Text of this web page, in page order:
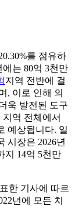
를 점유하
는 80억 3천만
지역 전반에 걸
, 이로 인해 의
욱 발전된 도구
역 전체에서
예상됩니다. 일
시장은 2026년
지 14억 5천만
한 기사에 따르
년에 모든 치